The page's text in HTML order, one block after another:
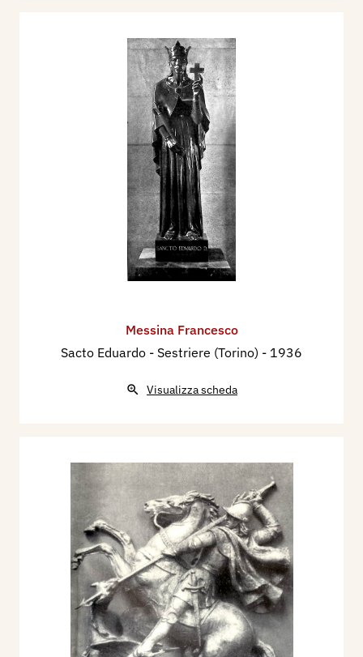
Messina Francesco
Sacto Eduardo - Sestriere (Torino) - 1936
Visualizza scheda